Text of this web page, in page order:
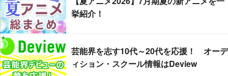
挙紹介！
芸能界を志す10代～20代を応援！ オーデ
ィション・スクール情報はDeview